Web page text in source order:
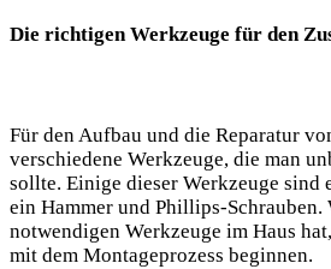
Die richtigen ⁣Werkzeuge für den
Für den Aufbau und die Reparatur
verschiedene ‌Werkzeuge, die ‍man
sollte. Einige dieser Werkzeuge sind
ein Hammer und ⁤Phillips-Schrauben.
notwendigen Werkzeuge im Haus‍
mit dem Montageprozess beginnen.